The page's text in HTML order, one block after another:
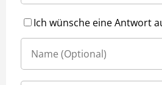
Ich wünsche eine Antwort